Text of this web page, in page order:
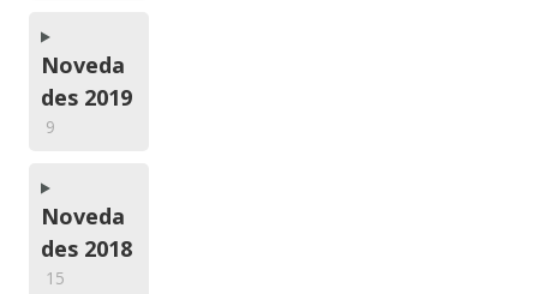
Noveda
des 2019
9
Noveda
des 2018
15